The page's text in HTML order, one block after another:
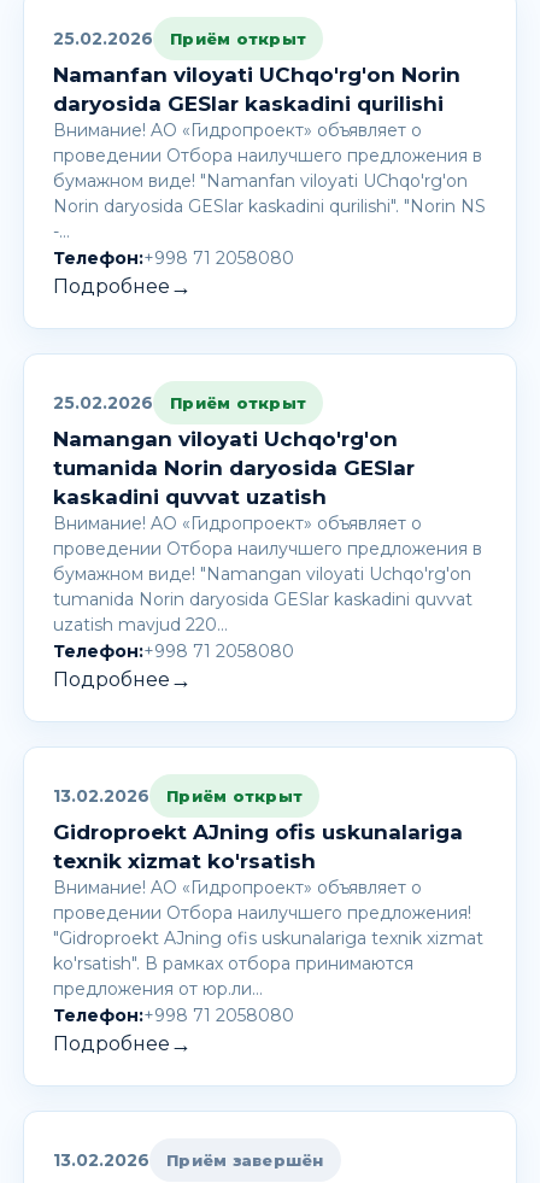
25.02.2026 Приём открыт
Namanfan viloyati UChqo'rg'on Norin
daryosida GESlar kaskadini qurilishi
Внимание! AО «Гидропроект» объявляет о
проведении Отбора наилучшего предложения в
бумажном виде! "Namanfan viloyati UChqo'rg'on
Norin daryosida GESlar kaskadini qurilishi". "Norin NS
-…
Телефон:+998 71 2058080
Подробнее →
25.02.2026 Приём открыт
Namangan viloyati Uchqo'rg'on
tumanida Norin daryosida GESlar
kaskadini quvvat uzatish
Внимание! AО «Гидропроект» объявляет о
проведении Отбора наилучшего предложения в
бумажном виде! "Namangan viloyati Uchqo'rg'on
tumanida Norin daryosida GESlar kaskadini quvvat
uzatish mavjud 220…
Телефон:+998 71 2058080
Подробнее →
13.02.2026 Приём открыт
Gidroproekt AJning ofis uskunalariga
texnik xizmat ko'rsatish
Внимание! AО «Гидропроект» объявляет о
проведении Отбора наилучшего предложения!
"Gidroproekt AJning ofis uskunalariga texnik xizmat
ko'rsatish". В рамках отбора принимаются
предложения от юр.ли…
Телефон:+998 71 2058080
Подробнее →
13.02.2026 Приём завершён